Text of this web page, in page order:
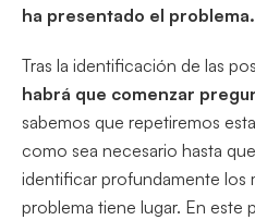
ha presentado el problema.
Tras la identificación de las
habrá que comenzar
sabemos que repetiremos
como sea necesario hasta
identificar profundamente los
problema tiene lugar. En este